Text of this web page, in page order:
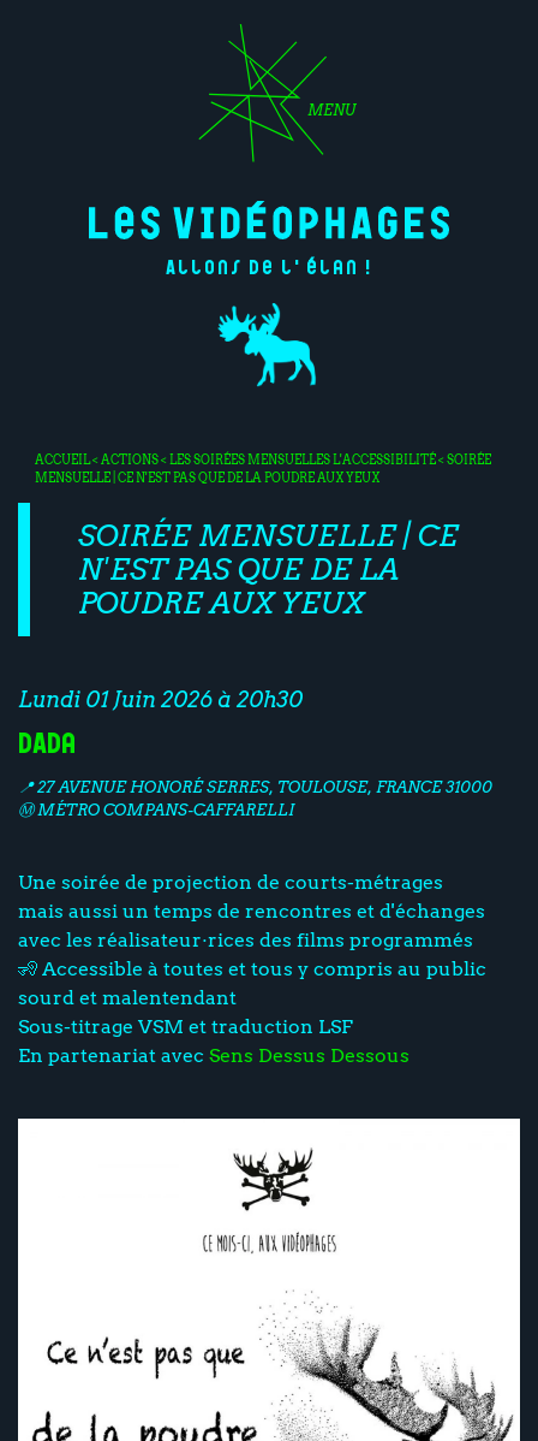
MENU
Allons de l'élan !
ACCUEIL<ACTIONS< LES SOIRÉES MENSUELLES L'ACCESSIBILITÉ< SOIRÉE
MENSUELLE | CE N'EST PAS QUE DE LA POUDRE AUX YEUX
SOIRÉE MENSUELLE | CE
N'EST PAS QUE DE LA
POUDRE AUX YEUX
Lundi 01 Juin 2026 à 20h30
DAda
📍 27 AVENUE HONORÉ SERRES, TOULOUSE, FRANCE 31000
Ⓜ️ MÉTRO COMPANS-CAFFARELLI
Une soirée de projection de courts-métrages
mais aussi un temps de rencontres et d'échanges
avec les réalisateur·rices des films programmés
🧏 Accessible à toutes et tous y compris au public
sourd et malentendant
Sous-titrage VSM et traduction LSF
En partenariat avec Sens Dessus Dessous